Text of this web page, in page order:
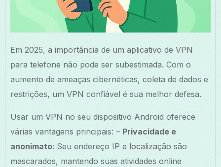
Em 2025, a importância de um aplicativo de VPN
para telefone não pode ser subestimada. Com o
aumento de ameaças cibernéticas, coleta de dados e
restrições, um VPN confiável é sua melhor defesa.
Usar um VPN no seu dispositivo Android oferece
várias vantagens principais: – Privacidade e
anonimato: Seu endereço IP e localização são
mascarados, mantendo suas atividades online